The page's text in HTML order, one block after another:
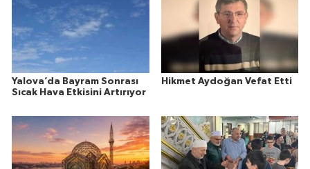
Yalova’da Bayram Sonrası
Sıcak Hava Etkisini Artırıyor
Hikmet Aydoğan Vefat Etti